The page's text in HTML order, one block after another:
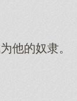
他的奴隶。